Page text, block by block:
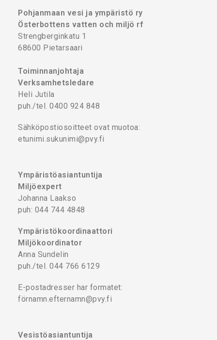
Pohjanmaan vesi ja ympäristö ry
Österbottens vatten och miljö rf
Strengberginkatu 1
68600 Pietarsaari
Toiminnanjohtaja
Verksamhetsledare
Heli Jutila
puh./tel. 0400 924 848
Sähköpostiosoitteet ovat muotoa:
etunimi.sukunimi@pvy.fi
Ympäristöasiantuntija
Miljöexpert
Johanna Laakso
puh: 044 744 4848
Ympäristökoordinaattori
Miljökoordinator
Anna Sundelin
puh./tel. 044 766 6129
E-postadresser har formatet:
förnamn.efternamn@pvy.fi
Vesistöasiantuntija